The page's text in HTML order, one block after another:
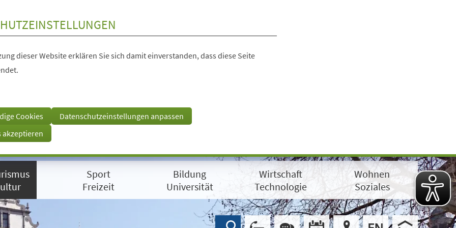
dieser Website erklären Sie sich damit einverstanden, dass diese Seite
Cookies
Datenschutzeinstellungen anpassen
akzeptieren
Sport
Freizeit
Bildung
Universität
Wirtschaft
Technologie
Wohnen
Soziales